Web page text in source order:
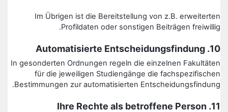
Im Übrigen ist die Bereitstellung von z.B. erweiterten
Profildaten oder sonstigen Beiträgen freiwillig.
10. Automatisierte Entscheidungsfindung
In gesonderten Ordnungen regeln die einzelnen Fakultäten
für die jeweiligen Studiengänge die fachspezifischen
Bestimmungen zur automatisierten Entscheidungsfindung.
11. Ihre Rechte als betroffene Person